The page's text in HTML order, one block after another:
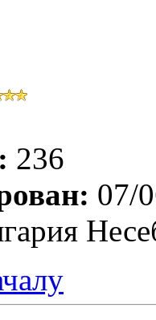
236
07/